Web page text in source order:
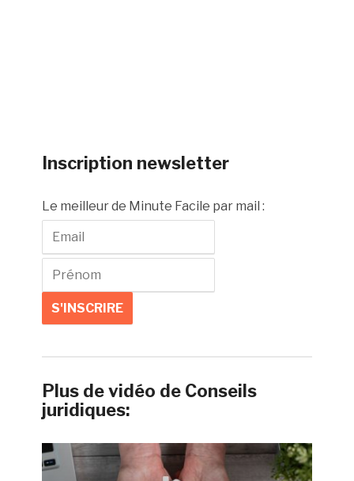
Inscription newsletter
Le meilleur de Minute Facile par mail :
Plus de vidéo de Conseils
juridiques: